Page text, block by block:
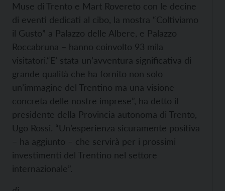
Muse di Trento e Mart Rovereto con le decine
di eventi dedicati al cibo, la mostra “Coltiviamo
il Gusto” a Palazzo delle Albere, e Palazzo
Roccabruna – hanno coinvolto 93 mila
visitatori.“E’ stata un’avventura significativa di
grande qualità che ha fornito non solo
un’immagine del Trentino ma una visione
concreta delle nostre imprese”, ha detto il
presidente della Provincia autonoma di Trento,
Ugo Rossi. “Un’esperienza sicuramente positiva
– ha aggiunto – che servirà per i prossimi
investimenti del Trentino nel settore
internazionale”.